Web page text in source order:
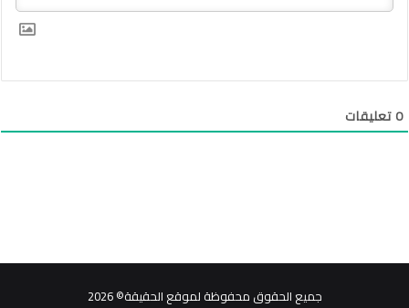
0تعليقات
جميع الحقوق محفوظة لموقع الحقيقة© 2026